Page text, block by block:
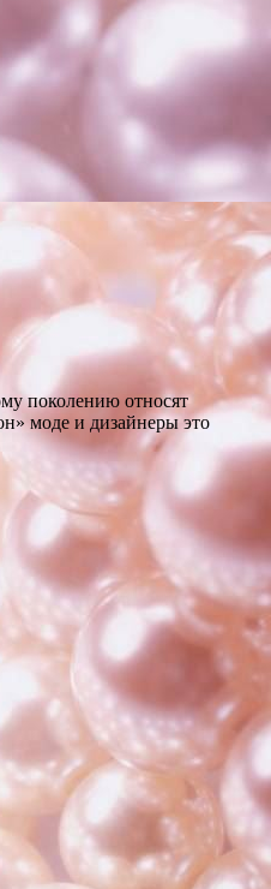
поколению относят
моде и дизайнеры это